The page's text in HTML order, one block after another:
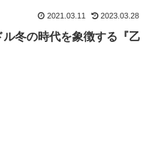
2021.03.11 2023.03.28
ル冬の時代を象徴する『乙